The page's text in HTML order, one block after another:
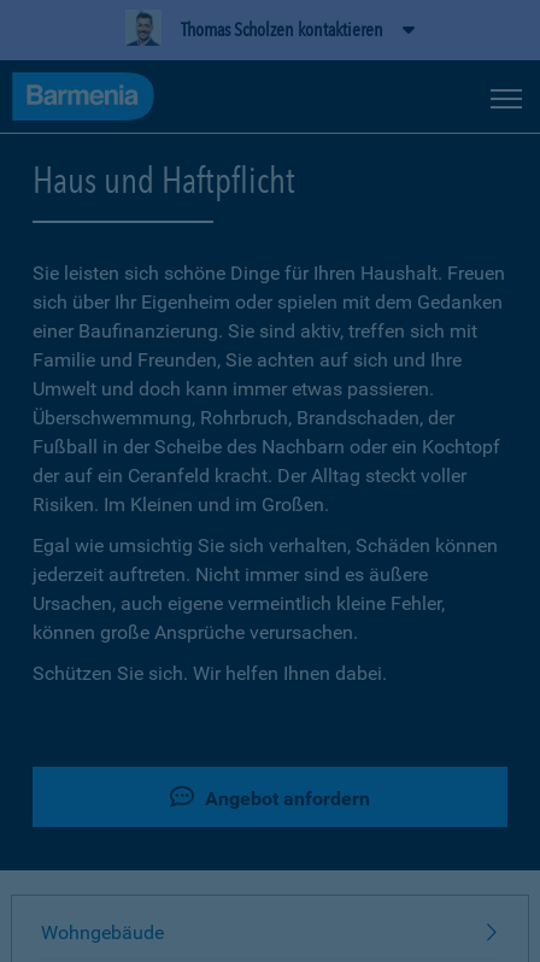
Thomas Scholzen kontaktieren
Haus und Haftpflicht
Sie leisten sich schöne Dinge für Ihren Haushalt. Freuen
sich über Ihr Eigenheim oder spielen mit dem Gedanken
einer Baufinanzierung. Sie sind aktiv, treffen sich mit
Familie und Freunden, Sie achten auf sich und Ihre
Umwelt und doch kann immer etwas passieren.
Überschwemmung, Rohrbruch, Brandschaden, der
Fußball in der Scheibe des Nachbarn oder ein Kochtopf
der auf ein Ceranfeld kracht. Der Alltag steckt voller
Risiken. Im Kleinen und im Großen.
Egal wie umsichtig Sie sich verhalten, Schäden können
jederzeit auftreten. Nicht immer sind es äußere
Ursachen, auch eigene vermeintlich kleine Fehler,
können große Ansprüche verursachen.
Schützen Sie sich. Wir helfen Ihnen dabei.
Angebot anfordern
Wohngebäude